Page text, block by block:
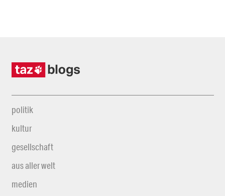
politik
kultur
gesellschaft
aus aller welt
medien